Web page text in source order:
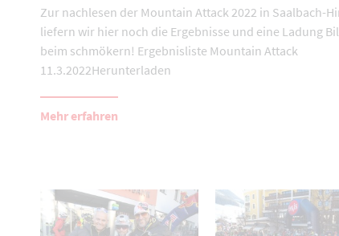
Zur nachlesen der Mountain Attack 2022 in Saalbach-
liefern wir hier noch die Ergebnisse und eine Ladung
beim schmökern! Ergebnisliste Mountain Attack
11.3.2022Herunterladen
Mehr erfahren